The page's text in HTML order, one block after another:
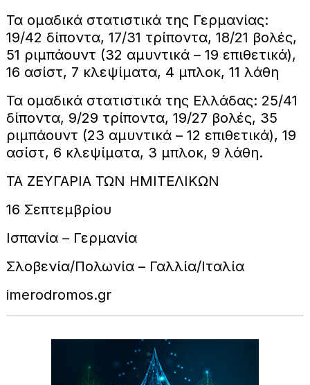
Τα ομαδικά στατιστικά της Γερμανίας:
19/42 δίποντα, 17/31 τρίποντα, 18/21 βολές,
51 ριμπάουντ (32 αμυντικά – 19 επιθετικά),
16 ασίστ, 7 κλεψίματα, 4 μπλοκ, 11 λάθη
Τα ομαδικά στατιστικά της Ελλάδας: 25/41
δίποντα, 9/29 τρίποντα, 19/27 βολές, 35
ριμπάουντ (23 αμυντικά – 12 επιθετικά), 19
ασίστ, 6 κλεψίματα, 3 μπλοκ, 9 λάθη.
ΤΑ ΖΕΥΓΑΡΙΑ ΤΩΝ ΗΜΙΤΕΛΙΚΩΝ
16 Σεπτεμβρίου
Iσπανία – Γερμανία
Σλοβενία/Πολωνία – Γαλλία/Ιταλία
imerodromos.gr